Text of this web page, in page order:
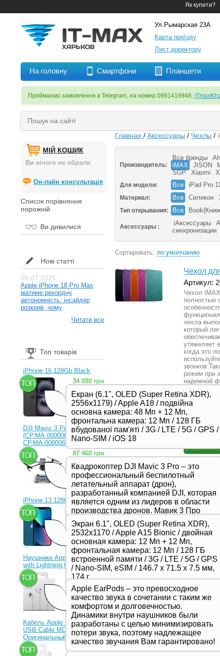
Як купити?
Ул.Рымарская 23А
Карта проїзду
Лист директору
На головну Смартфони Планшети
Приймаємо замовлення в Telegram, на номер 0991419948,
МІЙ КОШИК
Ви нічого не обрали
Он-лайн консультація
Список порівняння
порожній
Ви дивилися
Нові статті
06.07.2026
Apple iPhone 18 Pro Max
матиме рекордну
автономність: інсайдер
розкрив, чому
Читати все
Топ товарів
iPhone 16 128Gb Black
Екран (6.1", OLED (Super Retina XDR),
2556x1179) / Apple A18 / подвійна
основна камера: 48 Мп + 12 Мп,
фронтальна камера: 12 Мп / 128 ГБ
вбудованої пам'яті / 3G / LTE / 5G / GPS /
Nano-SIM / iOS 18
34 090 грн
DJI Mavic 3 Pro (RC)
(CP.MA.00000654.01,
CP.MA.00000656.01)
Квадрокоптер DJI Mavic 3 Pro – это
профессиональный беспилотный
летательный аппарат (дрон),
разработанный компанией DJI, которая
является одним из лидеров в области
производства дронов. Мавик 3 Про
представляет собой новейшую модель
в серии Mavic и отличается высоким
качеством съемки, продвинутыми
функциями и улучшенной
производительностью,
предназначенной для
профессиональных фотографов и
видеооператоров.
87 460 грн
iPhone 13 128Gb Blue
Экран 6.1", OLED (Super Retina XDR),
2532x1170 / Apple A15 Bionic / двойная
основная камера: 12 Мп + 12 Мп,
фронтальная камера: 12 Мп / 128 ГБ
встроенной памяти / 3G / LTE / 5G / GPS
/ Nano-SIM, eSIM / 146.7 х 71.5 х 7.5 мм,
174 г
23 330 грн
Наушники Apple EarPods
with Lightning Connector
Apple EarPods – это превосходное
качество звука в сочетании с таким же
комфортом и долговечностью.
Динамики внутри наушников были
разработаны с целью минимизировать
потери звука, поэтому надлежащее
качество звучания Вам гарантировано!
1 350 грн
Кабель Apple Lightning to
USB Cable MD818ZM
Оригинальный!
Главная / Аксессуары / Чехлы /
Производитель:
Все бренды
iMAX
JISON
SGP
Xiaomi
Для модели: Все iPad Pro
Материал: Все Силикон
Тип открывания: Все
Аксессуары : iАксессуары
синхронизации
Сортировать: по умолчанию
Чехол
Артикул:
Чехол
полностью
чехла
который
утяжеляет
когда это
режим при
надежной
и
и прибавит
отличным
Подробнее
Чехол
Чехол
полностью
чехла
который
утяжеляет
когда это
режим при
надежной
встроенны
и
и прибавит
отличным
Подробнее